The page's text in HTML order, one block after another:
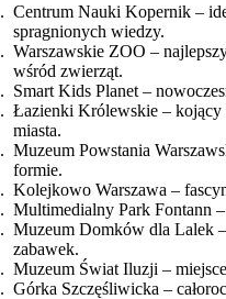
Centrum Nauki Kopernik –
spragnionych wiedzy.
Warszawskie ZOO –
wśród zwierząt.
Smart Kids Planet –
Łazienki Królewskie – kojący
miasta.
Muzeum Powstania
formie.
Kolejkowo Warszawa –
Multimedialny Park Fontann
Muzeum Domków dla Lalek
zabawek.
Muzeum Świat Iluzji –
Górka Szczęśliwicka –